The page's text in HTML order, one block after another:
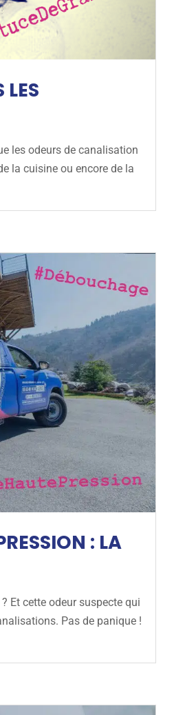
les odeurs de canalisation
la cuisine ou encore de la
: LA
Et cette odeur suspecte qui
Pas de panique !